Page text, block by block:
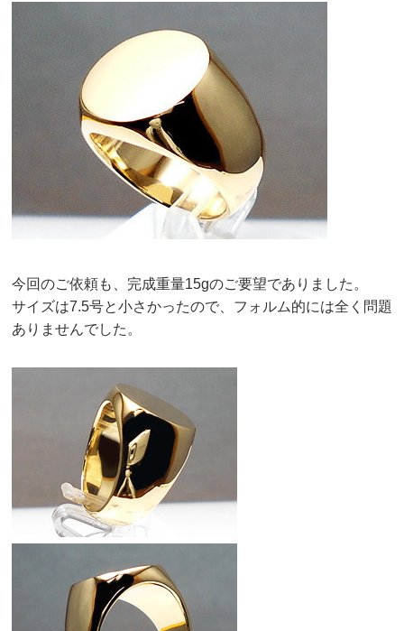
今回のご依頼も、完成重量15gのご要望でありました。
サイズは7.5号と小さかったので、フォルム的には全く問題
ありませんでした。